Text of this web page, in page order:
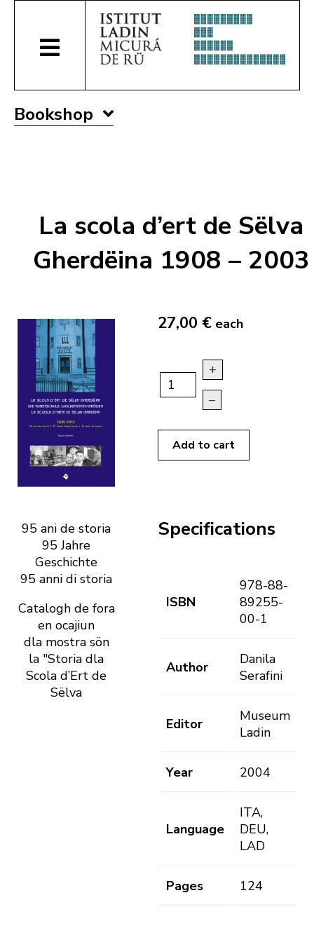
Bookshop
La scola d’ert de Sëlva
Gherdëina 1908 – 2003
95 ani de storia
95 Jahre
Geschichte
95 anni di storia
Catalogh de fora
en ocajiun
dla mostra sön
la "Storia dla
Scola d’Ert de
Sëlva
27,00 € each
+
–
Add to cart
Specifications
ISBN
978-88-
89255-
00-1
Author
Danila
Serafini
Editor
Museum
Ladin
Year 2004
Language
ITA,
DEU,
LAD
Pages 124